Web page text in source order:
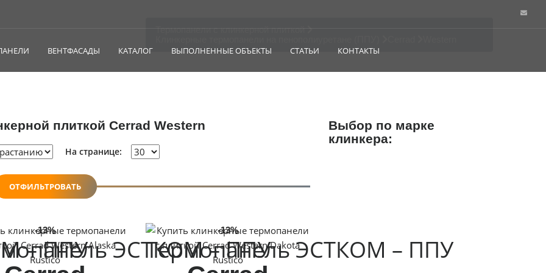
ВЕНТФАСАДЫ КАТАЛОГ ВЫПОЛНЕННЫЕ ОБЪЕКТЫ СТАТЬИ КОНТАКТЫ
с
Термопанели с клинкерной плиткой
плиткой Cerrad Western
На странице:
ОТФИЛЬТРОВАТЬ
– ППУ
-13%
ЭСТКОМ – ППУ
-13%
Термопанель ЭСТКОМ – ППУ
Выбор по марке
клинкера: